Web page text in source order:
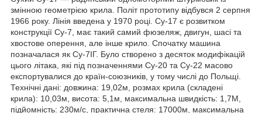
змінною геометрією крила. Політ прототипу відбувся 2 серпня
1966 року. Лінія введена у 1970 році. Су-17 є розвитком
конструкції Су-7, має такий самий фюзеляж, двигун, шасі та
хвостове оперення, але інше крило. Спочатку машина
позначалася як Су-7ІГ. Було створено з десяток модифікацій
цього літака, які під позначеннями Су-20 та Су-22 масово
експортувалися до країн-союзників, у тому числі до Польщі.
Технічні дані: довжина: 19,02м, розмах крила (складені
крила): 10,03м, висота: 5,1м, максимальна швидкість: 1,7М,
підйомність: 230м/с, практична стеля: 17000м, максимальна